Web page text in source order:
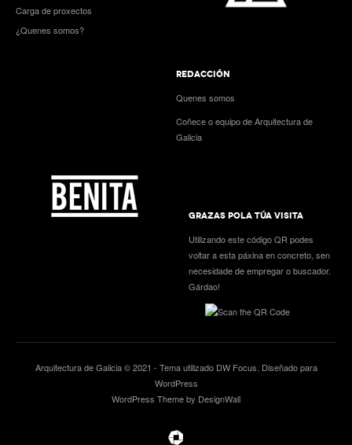
Carga de proxectos
¿Quenes somos?
REDACCIÓN
Quenes somos
Coñece o equipo de Arquitectura de
Galicia
GRAZAS POLA TÚA VISITA
Utilizando este código QR podes
voltar a esta páxina en concreto, sen
necesidade de empregar o buscador.
Gárdao!
Arquitectura de Galicia © 2021 - Tema utilizado DW Focus. Diseñado para
WordPress
WordPress Theme by DesignWall